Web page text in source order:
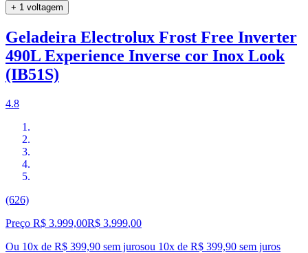
+ 1 voltagem
Geladeira Electrolux Frost Free Inverter
490L Experience Inverse cor Inox Look
(IB51S)
4.8
(626)
Preço R$ 3.999,00R$ 3.999,00
Ou 10x de R$ 399,90 sem jurosou 10x de R$ 399,90 sem juros